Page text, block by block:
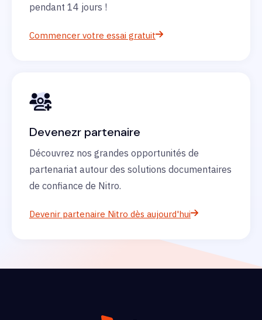
pendant 14 jours !
Commencer votre essai gratuit
Devenezr partenaire
Découvrez nos grandes opportunités de
partenariat autour des solutions documentaires
de confiance de Nitro.
Devenir partenaire Nitro dès aujourd'hui